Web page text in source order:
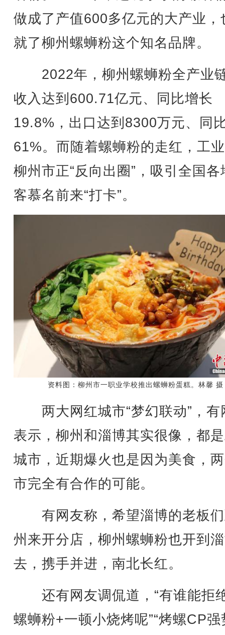
做成了产值600多亿元的大产业，
就了柳州螺蛳粉这个知名品牌。
2022年，柳州螺蛳粉全产业
收入达到600.71亿元、同比增长
19.8%，出口达到8300万元、同
61%。而随着螺蛳粉的走红，工
柳州市正“反向出圈”，吸引全国各
客慕名前来“打卡”。
资料图：柳州市一职业学校推出螺蛳粉蛋糕。林馨 摄
两大网红城市“梦幻联动”，有
表示，柳州和淄博其实很像，都
城市，近期爆火也是因为美食，
市完全有合作的可能。
有网友称，希望淄博的老板
州来开分店，柳州螺蛳粉也开到
去，携手并进，南北长红。
还有网友调侃道，“有谁能拒
螺蛳粉+一顿小烧烤呢”“烤螺CP强